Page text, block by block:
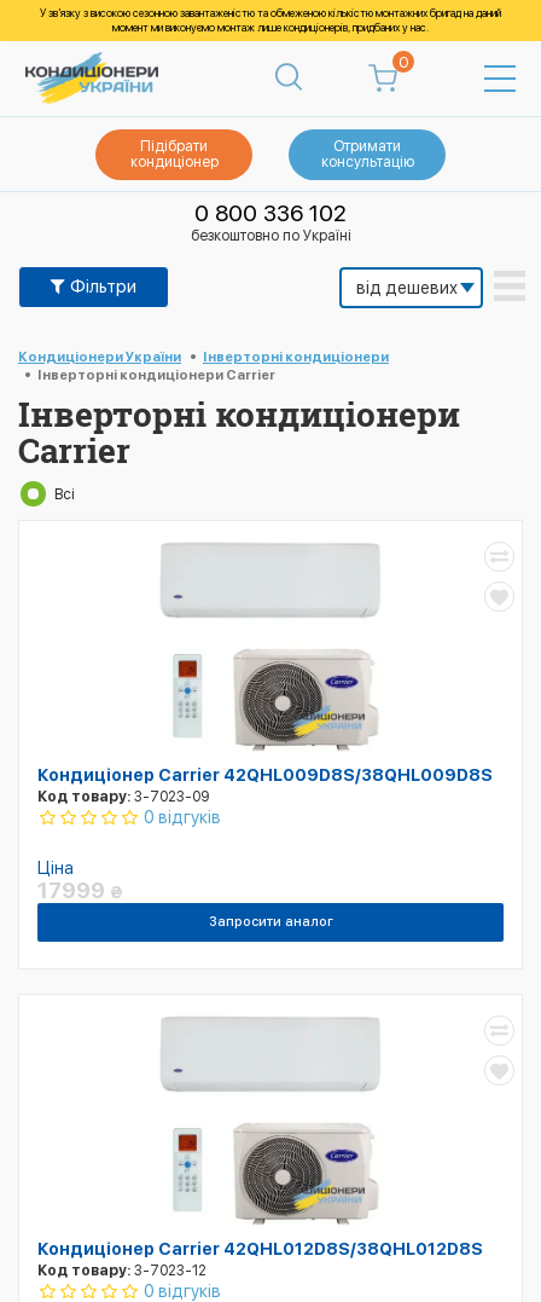
У зв’язку з високою сезонною завантаженістю та обмеженою кількістю монтажних бригад на даний
момент ми виконуємо монтаж лише кондиціонерів, придбаних у нас.
0
Підібрати
кондиціонер
Отримати
консультацію
0 800 336 102
безкоштовно по Україні
Фільтри
Кондиціонери України
Інверторні кондиціонери
Інверторні кондиціонери Carrier
Інверторні кондиціонери
Carrier
Всі
Кондиціонер Carrier 42QHL009D8S/38QHL009D8S
Код товару: 3-7023-09
0 відгуків
Ціна
17999 ₴
Запросити аналог
Кондиціонер Carrier 42QHL012D8S/38QHL012D8S
Код товару: 3-7023-12
0 відгуків